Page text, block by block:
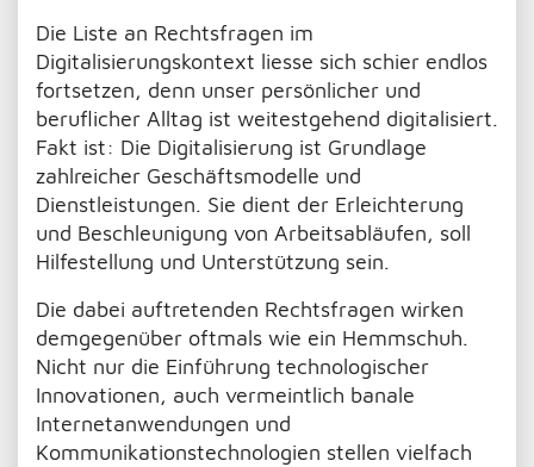
Die Liste an Rechtsfragen im
Digitalisierungskontext liesse sich schier endlos
fortsetzen, denn unser persönlicher und
beruflicher Alltag ist weitestgehend digitalisiert.
Fakt ist: Die Digitalisierung ist Grundlage
zahlreicher Geschäftsmodelle und
Dienstleistungen. Sie dient der Erleichterung
und Beschleunigung von Arbeitsabläufen, soll
Hilfestellung und Unterstützung sein.
Die dabei auftretenden Rechtsfragen wirken
demgegenüber oftmals wie ein Hemmschuh.
Nicht nur die Einführung technologischer
Innovationen, auch vermeintlich banale
Internetanwendungen und
Kommunikationstechnologien stellen vielfach